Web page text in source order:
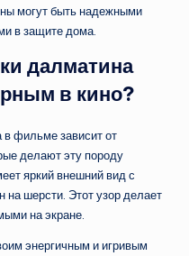
могут быть надежными
в защите дома.
далматина
в кино?
фильме зависит от
делают эту породу
яркий внешний вид с
на шерсти. Этот узор делает
на экране.
энергичным и игривым